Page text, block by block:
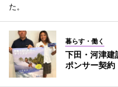
た。
暮らす・働く
下田・河津建
ポンサー契